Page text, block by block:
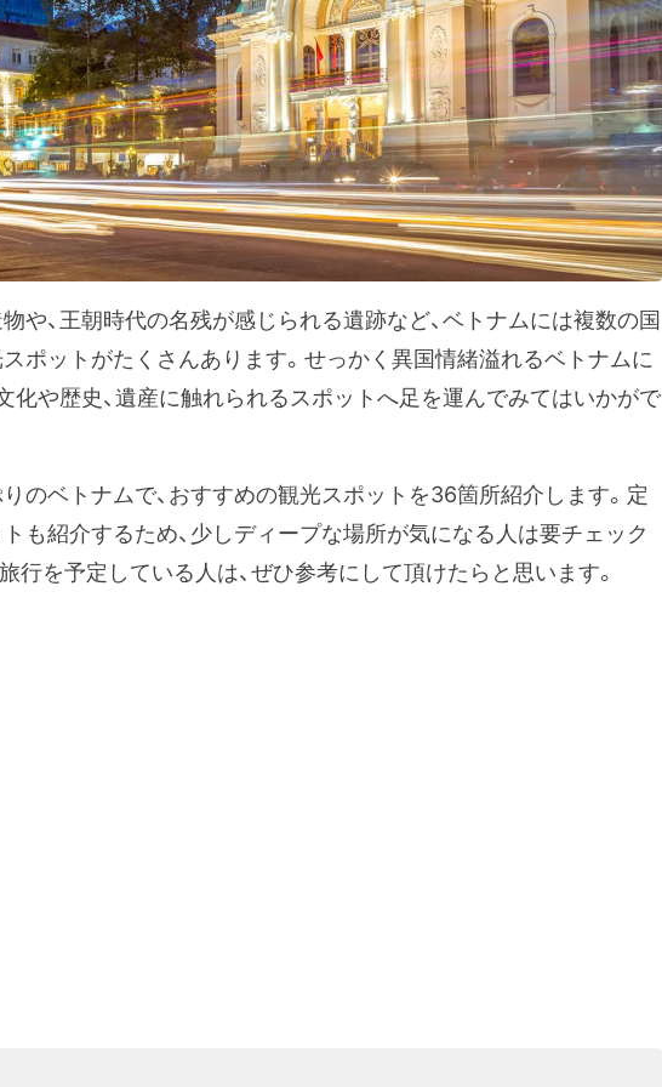
や、王朝時代の名残が感じられる遺跡など、ベトナムには複数の国
ポットがたくさんあります。せっかく異国情緒溢れるベトナムに
化や歴史、遺産に触れられるスポットへ足を運んでみてはいかがで
のベトナムで、おすすめの観光スポットを36箇所紹介します。定
も紹介するため、少しディープな場所が気になる人は要チェック
行を予定している人は、ぜひ参考にして頂けたらと思います。